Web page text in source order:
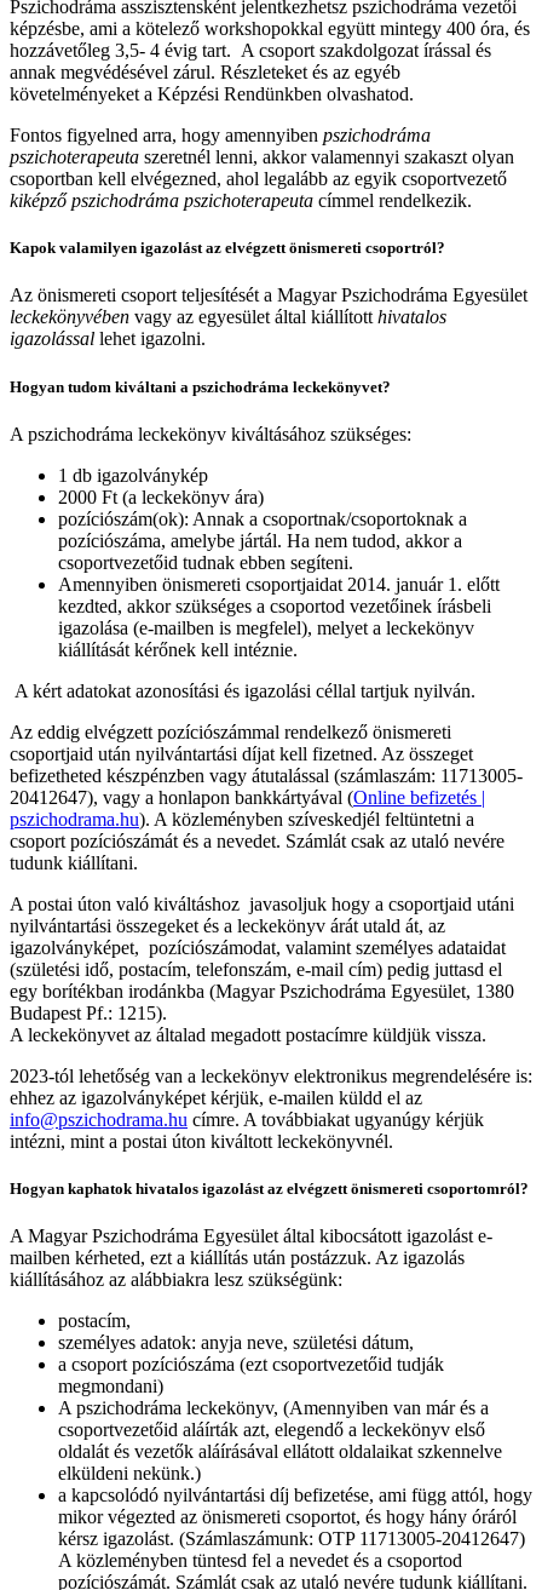
Pszichodráma asszisztensként jelentkezhetsz pszichodráma vezetői
képzésbe, ami a kötelező workshopokkal együtt mintegy 400 óra, és
hozzávetőleg 3,5- 4 évig tart. A csoport szakdolgozat írással és
annak megvédésével zárul. Részleteket és az egyéb
követelményeket a Képzési Rendünkben olvashatod.
Fontos figyelned arra, hogy amennyiben pszichodráma
pszichoterapeuta szeretnél lenni, akkor valamennyi szakaszt olyan
csoportban kell elvégezned, ahol legalább az egyik csoportvezető
kiképző pszichodráma pszichoterapeuta címmel rendelkezik.
Kapok valamilyen igazolást az elvégzett önismereti csoportról?
Az önismereti csoport teljesítését a Magyar Pszichodráma Egyesület
leckekönyvében vagy az egyesület által kiállítotthivatalos
igazolással lehet igazolni.
Hogyan tudom kiváltani a pszichodráma leckekönyvet?
A pszichodráma leckekönyv kiváltásához szükséges:
1 db igazolványkép
2000 Ft (a leckekönyv ára)
pozíciószám(ok): Annak a csoportnak/csoportoknak a
pozíciószáma, amelybe jártál. Ha nem tudod, akkor a
csoportvezetőid tudnak ebben segíteni.
Amennyiben önismereti csoportjaidat 2014. január 1. előtt
kezdted, akkor szükséges a csoportod vezetőinek írásbeli
igazolása (e-mailben is megfelel), melyet a leckekönyv
kiállítását kérőnek kell intéznie.
A kért adatokat azonosítási és igazolási céllal tartjuk nyilván.
Az eddig elvégzett pozíciószámmal rendelkező önismereti
csoportjaid után nyilvántartási díjat kell fizetned. Az összeget
befizetheted készpénzben vagy átutalással (számlaszám: 11713005-
20412647), vagy a honlapon bankkártyával (Online befizetés |
pszichodrama.hu). A közleményben szíveskedjél feltüntetni a
csoport pozíciószámát és a nevedet. Számlát csak az utaló nevére
tudunk kiállítani.
A postai úton való kiváltáshoz javasoljuk hogy a csoportjaid utáni
nyilvántartási összegeket és a leckekönyv árát utald át, az
igazolványképet, pozíciószámodat, valamint személyes adataidat
(születési idő, postacím, telefonszám, e-mail cím) pedig juttasd el
egy borítékban irodánkba (Magyar Pszichodráma Egyesület, 1380
Budapest Pf.: 1215).
A leckekönyvet az általad megadott postacímre küldjük vissza.
2023-tól lehetőség van a leckekönyv elektronikus megrendelésére is:
ehhez az igazolványképet kérjük, e-mailen küldd el az
info@pszichodrama.hu címre. A továbbiakat ugyanúgy kérjük
intézni, mint a postai úton kiváltott leckekönyvnél.
Hogyan kaphatok hivatalos igazolást az elvégzett önismereti csoportomról?
A Magyar Pszichodráma Egyesület által kibocsátott igazolást e-
mailben kérheted, ezt a kiállítás után postázzuk. Az igazolás
kiállításához az alábbiakra lesz szükségünk:
postacím,
személyes adatok: anyja neve, születési dátum,
a csoport pozíciószáma (ezt csoportvezetőid tudják
megmondani)
A pszichodráma leckekönyv, (Amennyiben van már és a
csoportvezetőid aláírták azt, elegendő a leckekönyv első
oldalát és vezetők aláírásával ellátott oldalaikat szkennelve
elküldeni nekünk.)
a kapcsolódó nyilvántartási díj befizetése, ami függ attól, hogy
mikor végezted az önismereti csoportot, és hogy hány óráról
kérsz igazolást. (Számlaszámunk: OTP 11713005-20412647)
A közleményben tüntesd fel a nevedet és a csoportod
pozíciószámát. Számlát csak az utaló nevére tudunk kiállítani.